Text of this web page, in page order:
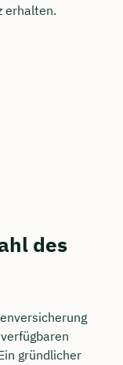
erhalten.
des
gründlicher